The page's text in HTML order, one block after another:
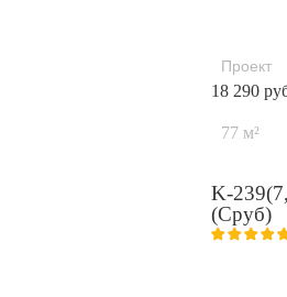
Проект
18 290
77 м²
K-
(Сруб)